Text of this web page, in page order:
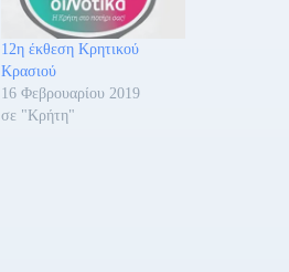
12η έκθεση Κρητικού
Κρασιού
16 Φεβρουαρίου 2019
σε "Κρήτη"